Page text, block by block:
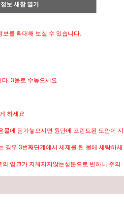
보 새창 열기
보를 확대해 보실 수 있습니다.
. 3올로 수놓으세요
하세요
물에 담가놓으시면 원단에 프린트된 도안이 지
경우 3번째단계에서 세제를 탄 물에 세탁하세
잉크가 지워지지않는성분으로 변하니 주의